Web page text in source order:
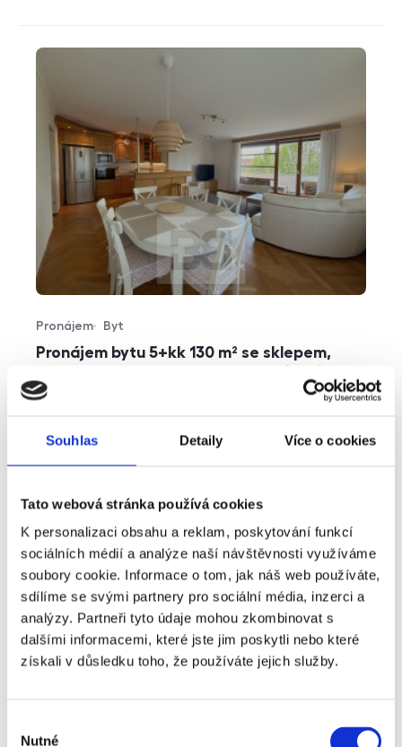
Souhlas Detaily Více o cookies
Tato webová stránka používá cookies
K personalizaci obsahu a reklam, poskytování funkcí
sociálních médií a analýze naší návštěvnosti využíváme
soubory cookie. Informace o tom, jak náš web používáte,
sdílíme se svými partnery pro sociální média, inzerci a
analýzy. Partneři tyto údaje mohou zkombinovat s
dalšími informacemi, které jste jim poskytli nebo které
získali v důsledku toho, že používáte jejich služby.
Nutné
Pronájem bytu 5+kk 130 m² se sklepem,
Typ nabídky
Pronájem
Typ nemovitosti
Byt
funkce
parkování sklep výtah
cena
49 000 Kč